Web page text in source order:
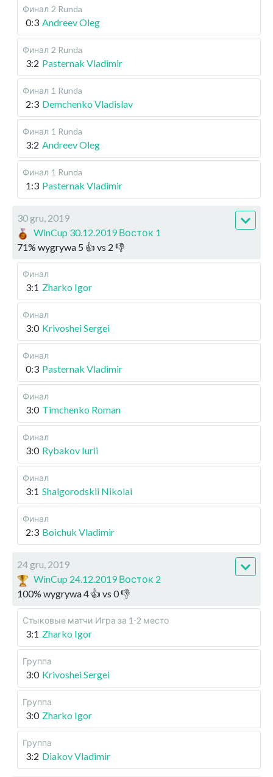
Финал 2 Runda
0:3 Andreev Oleg
Финал 2 Runda
3:2 Pasternak Vladimir
Финал 1 Runda
2:3 Demchenko Vladislav
Финал 1 Runda
3:2 Andreev Oleg
Финал 1 Runda
1:3 Pasternak Vladimir
30 gru, 2019
WinCup 30.12.2019 Восток 1
71% wygrywa 5 👍 vs 2 👎
Финал
3:1 Zharko Igor
Финал
3:0 Krivoshei Sergei
Финал
0:3 Pasternak Vladimir
Финал
3:0 Timchenko Roman
Финал
3:0 Rybakov Iurii
Финал
3:1 Shalgorodskii Nikolai
Финал
2:3 Boichuk Vladimir
24 gru, 2019
WinCup 24.12.2019 Восток 2
100% wygrywa4 👍 vs 0👎
Стыковые матчи Игра за 1-2 место
3:1 Zharko Igor
Группа
3:0 Krivoshei Sergei
Группа
3:0 Zharko Igor
Группа
3:2 Diakov Vladimir